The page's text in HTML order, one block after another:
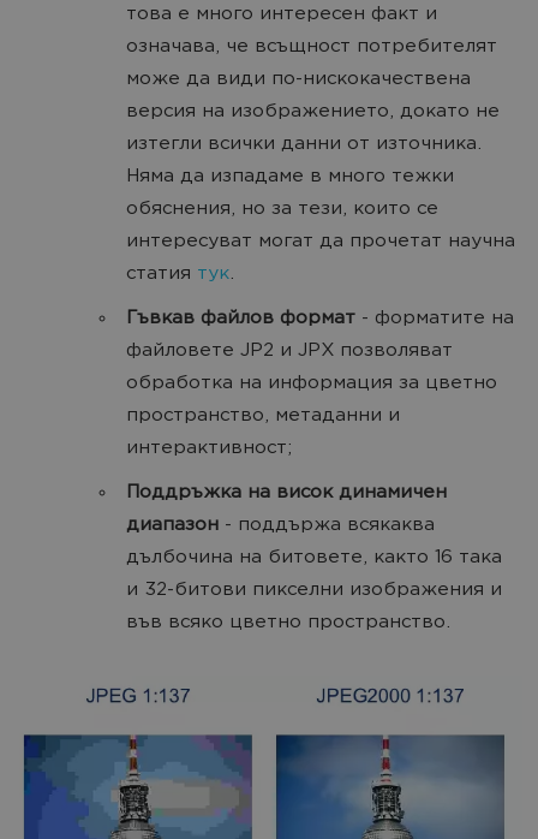
това е много интересен факт и
означава, че всъщност потребителят
може да види по-нискокачествена
версия на изображението, докато не
изтегли всички данни от източника.
Няма да изпадаме в много тежки
обяснения, но за тези, които се
интересуват могат да прочетат научна
статия тук.
Гъвкав файлов формат - форматите на
файловете JP2 и JPX позволяват
обработка на информация за цветно
пространство, метаданни и
интерактивност;
Поддръжка на висок динамичен
диапазон - поддържа всякаква
дълбочина на битовете, както 16 така
и 32-битови пикселни изображения и
във всяко цветно пространство.